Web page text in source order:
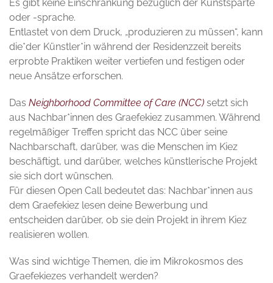
Es gibt keine Einschränkung bezüglich der Kunstsparte
oder -sprache.
Entlastet von dem Druck, „produzieren zu müssen“, kann
die*der Künstler*in während der Residenzzeit bereits
erprobte Praktiken weiter vertiefen und festigen oder
neue Ansätze erforschen.
Das Neighborhood Committee of Care (NCC) setzt sich
aus Nachbar*innen des Graefekiez zusammen. Während
regelmäßiger Treffen spricht das NCC über seine
Nachbarschaft, darüber, was die Menschen im Kiez
beschäftigt, und darüber, welches künstlerische Projekt
sie sich dort wünschen.
Für diesen Open Call bedeutet das: Nachbar*innen aus
dem Graefekiez lesen deine Bewerbung und
entscheiden darüber, ob sie dein Projekt in ihrem Kiez
realisieren wollen.
Was sind wichtige Themen, die im Mikrokosmos des
Graefekiezes verhandelt werden?